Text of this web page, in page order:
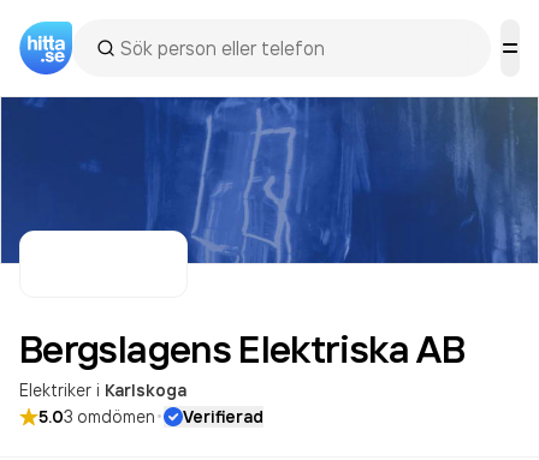
Bergslagens ElektriskaAB
Elektriker i Karlskoga
5.03 omdömen· Verifierad